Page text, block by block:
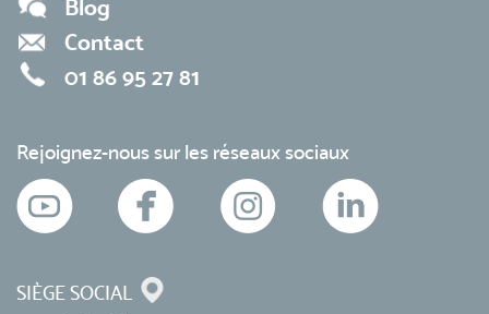
Blog
Contact
01 86 95 27 81
Rejoignez-nous sur les réseaux sociaux
SIÈGE SOCIAL